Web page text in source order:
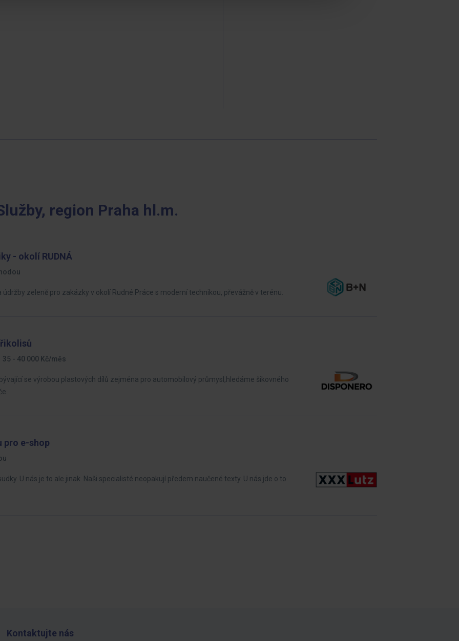
region Praha hl.m.
- okolí RUDNÁ
zeleně pro zakázky v okolí Rudné.Práce s moderní technikou, převážně v terénu.
35 - 40 000 Kč/měs
se výrobou plastových dílů zejména pro automobilový průmysl,hledáme šikovného
pro e-shop
U nás je to ale jinak. Naši specialisté neopakují předem naučené texty. U nás jde o to
Kontaktujte nás